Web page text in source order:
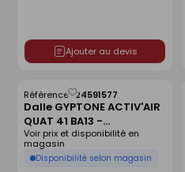
Ajouter au devis
Dalle GYPTONE ACTIV'AIR
QUAT 41 BA13 -
2400X1200mm
Référence :24591577
Disponibilité selon magasin
Voir prix et disponibilité en
magasin
Enregistrer
comme
liste